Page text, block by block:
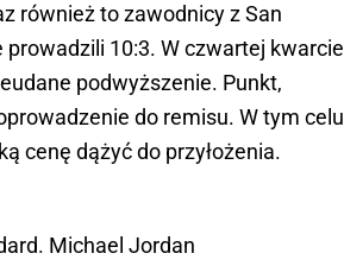
również to zawodnicy z San
10:3. W czwartej kwarcie
podwyższenie. Punkt,
do remisu. W tym celu
cenę dążyć do przyłożenia.
Michael Jordan